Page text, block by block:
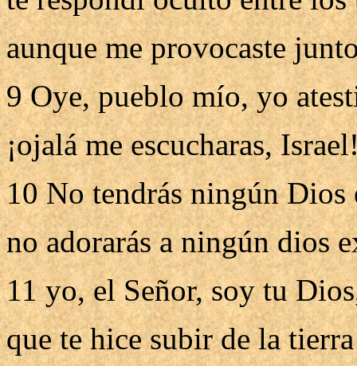
aunque me provocaste
9 Oye, pueblo mío, yo
¡ojalá me escucharas,
10 No tendrás ningún Dios
no adorarás a ningún dios
11 yo, el Señor, soy tu
que te hice subir de la